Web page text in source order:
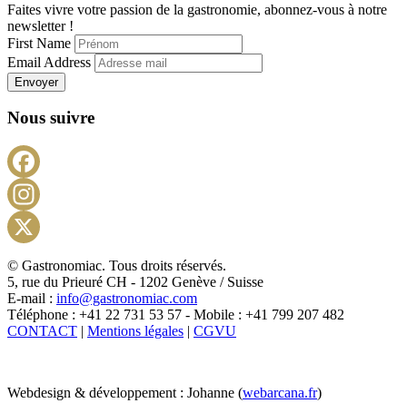
Faites vivre votre passion de la gastronomie, abonnez-vous à notre
newsletter !
First Name
Email Address
Envoyer
Nous suivre
X
© Gastronomiac. Tous droits réservés.
5, rue du Prieuré CH - 1202 Genève / Suisse
E-mail : info@gastronomiac.com
Téléphone : +41 22 731 53 57 - Mobile : +41 799 207 482
CONTACT | Mentions légales | CGVU
Webdesign & développement : Johanne (webarcana.fr)